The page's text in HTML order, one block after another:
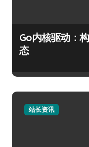
Go内核驱动：
态
站长资讯